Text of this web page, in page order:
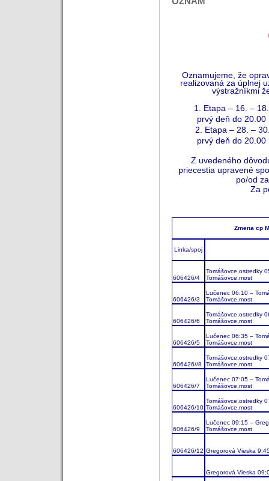
Oznamujeme, že
realizovaná za úplnej
výstražníkmi
1. Etapa – 16. –
prvý deň do
2. Etapa – 28. –
prvý deň do
Z uvedeného
priecestia upravené
po/od
Za
Zmena cp
Linka/spoj
606426/4
Tomášovce,ostredky
Tomášovce,most
606426/3
Lučenec 06:10 –
Tomášovce,most
606426/6
Tomášovce,ostredky
Tomášovce,most
606426/5
Lučenec 06:35 –
Tomášovce,most
606426//8
Tomášovce,ostredky
Tomášovce,most
606426/7
Lučenec 07:05 –
Tomášovce,most
606426/10
Tomášovce,ostredky
Tomášovce,most
606426/9
Lučenec 09:15 –
Tomášovce,most
606426/12 Gregorová Vieska
Gregorová Vieska